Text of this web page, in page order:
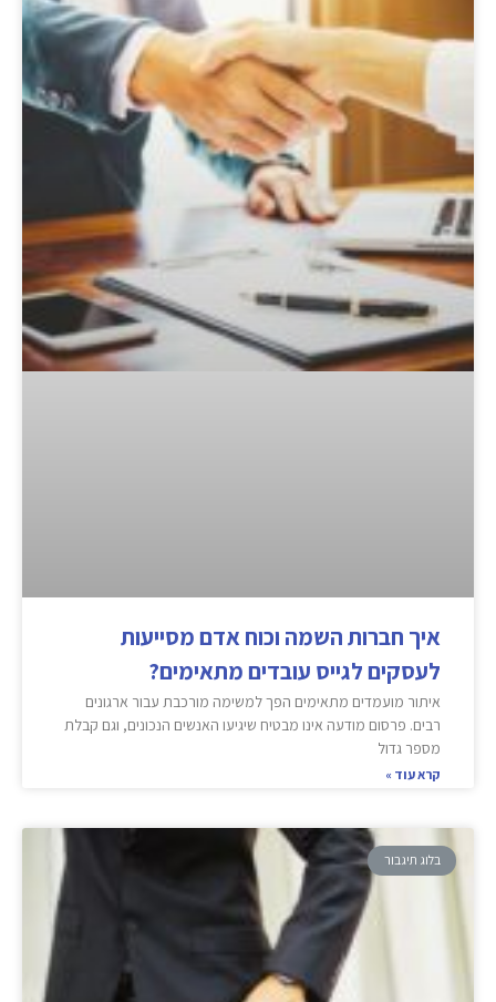
איך חברות השמה וכוח אדם מסייעות
לעסקים לגייס עובדים מתאימים?
איתור מועמדים מתאימים הפך למשימה מורכבת עבור ארגונים
רבים. פרסום מודעה אינו מבטיח שיגיעו האנשים הנכונים, וגם קבלת
מספר גדול
קרא עוד »
בלוג תיגבור